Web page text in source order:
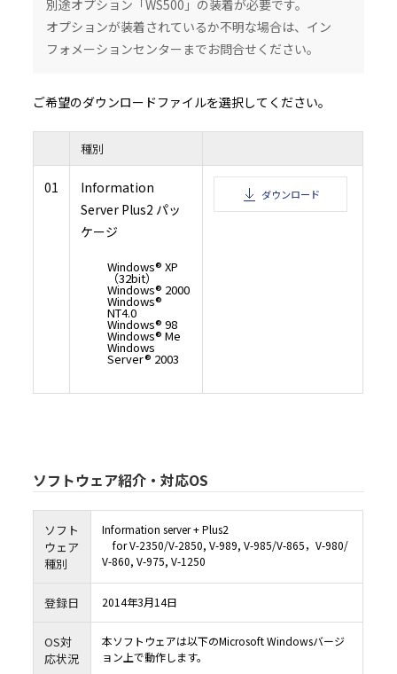
本契約書の内容を伝達しなければなりません。
4.4 お客様は、村田機械又は村田機械のライセンサーが、事前に通知すること無く本
をいつでもアップデート又は変更することが可能である旨を承認したものとします。
５．禁止事項
てはなりません。
5.3 お客様は、本条項のいずれかの規定に違反して村田機械に損害を生じせしめた場
6.1 本ソフトウェアは、お客様の保有する本製品の動作環境において、全て正常に動
保証するものではなく、村田機械は、本ソフトウェアの機能、性能及び品質がお客様
適合することを、明示たると黙示たるとを問わず、何らの保証も致しません。
6.2 本ソフトウェアは、お客様に事前に通知することなく、村田機械又は村田機械の
によりアップデート又は変更されることがありますが、その場合でも、前項同様、お
る本製品の動作環境において、全て正常に動作することを保証するものではなく、本
の機能、性能及び品質がお客様の特定目的に適合することを、明示たると黙示たると
性、提供時期、提供方法等すべて村田機械の裁量により決定させていただきます。
施すよう努力するものとします。
6.4 村田機械及び村田機械のライセンサーは、本ソフトウェアの利用に関し、お客様
顧客に何らかの損害（直接的損害、結果的損害、付随的損害、逸失利益、営業利益の
断による損害、企業情報の損失、本製品及び本製品と直接又は間接に接続された機器
たデータ等の損失、その他の損失等を含みますが、これらに限定されるものではあり
じた場合でも、一切その責任を負いません。但し、当該損害が村田機械若しくは村田
ンサーの故意又は重大な過失により生じた場合は、この限りではありません。
6.5 村田機械及び村田機械のライセンサーは、本ソフトウェアに関し、第三者の特許
の他の知的財産権に対する侵害がないことを保証するものではなく、お客様が本ソフ
し、第三者から知的財産権侵害の主張（警告、訴訟提起を含む）を受けた場合におい
の責任を負いません。但し、村田機械及び／又は村田機械のライセンサーが、本ソフ
場合は、この限りではありません。
条項に同意した日が、本契約書の効力発生日となります。
7.2 お客様は、本ソフトウェアをアンインストールし、保有するすべての複製を破棄
って、いつでも本契約を終了させることができます。
トールしなければなりません。
８．準拠法
お客様は、契約の締結の有無に関するすべての紛争も含め、本契約、及び本契約に起
くは関連するいかなる紛争も、日本法に準拠し、日本法に従って解釈されること、ま
るものとします。
９．輸出規制
本ソフトウェアは、日本国及び米国の輸出規制法の対象となります。お客様は、本ソ
１０．米国政府機関のエンドユーザーへの注意
本ソフトウェアは48 CFR 2.101（2007年10月）において定義される「商用品目」で、48
別途オプション「WS500」の装着が必要です。
オプションが装着されているか不明な場合は、イン
フォメーションセンターまでお問合せください。
ご希望のダウンロードファイルを選択してください。
種別
01
Information
Server Plus2 パッ
ケージ
Windows® XP
（32bit）
Windows® 2000
Windows®
NT4.0
Windows® 98
Windows® Me
Windows
Server® 2003
ダウンロード
ソフトウェア紹介・対応OS
ソフト
ウェア
種別
Information server + Plus2
for V-2350/V-2850, V-989, V-985/V-865，V-980/
V-860, V-975, V-1250
登録日 2014年3月14日
OS対
応状況
本ソフトウェアは以下のMicrosoft Windowsバージ
ョン上で動作します。